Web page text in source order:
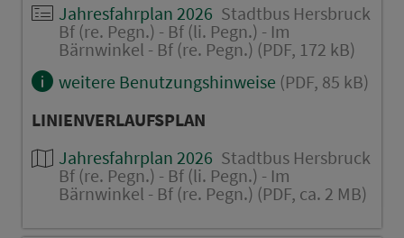
Jahresfahrplan 2026 Stadtbus Hersbruck
Bf (re. Pegn.) - Bf (li. Pegn.) - Im
Bärnwinkel - Bf (re. Pegn.) (PDF, 172 kB)
weitere Benutzungshinweise (PDF, 85 kB)
LINIENVERLAUFSPLAN
Jahresfahrplan 2026 Stadtbus Hersbruck
Bf (re. Pegn.) - Bf (li. Pegn.) - Im
Bärnwinkel - Bf (re. Pegn.) (PDF, ca. 2 MB)